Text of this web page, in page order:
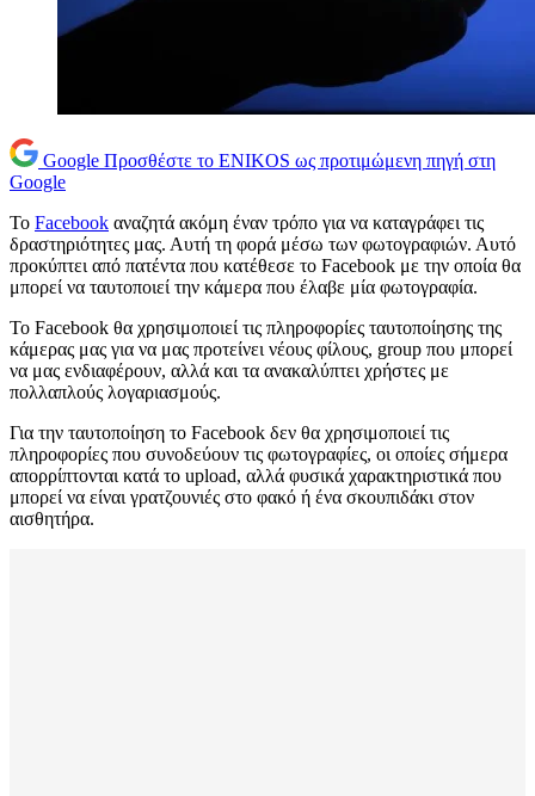
Google Προσθέστε το ENIKOS ως προτιμώμενη πηγή στη
Google
Το Facebook αναζητά ακόμη έναν τρόπο για να καταγράφει τις
δραστηριότητες μας. Αυτή τη φορά μέσω των φωτογραφιών. Αυτό
προκύπτει από πατέντα που κατέθεσε το Facebook με την οποία θα
μπορεί να ταυτοποιεί την κάμερα που έλαβε μία φωτογραφία.
Το Facebook θα χρησιμοποιεί τις πληροφορίες ταυτοποίησης της
κάμερας μας για να μας προτείνει νέους φίλους, group που μπορεί
να μας ενδιαφέρουν, αλλά και τα ανακαλύπτει χρήστες με
πολλαπλούς λογαριασμούς.
Για την ταυτοποίηση το Facebook δεν θα χρησιμοποιεί τις
πληροφορίες που συνοδεύουν τις φωτογραφίες, οι οποίες σήμερα
απορρίπτονται κατά το upload, αλλά φυσικά χαρακτηριστικά που
μπορεί να είναι γρατζουνιές στο φακό ή ένα σκουπιδάκι στον
αισθητήρα.